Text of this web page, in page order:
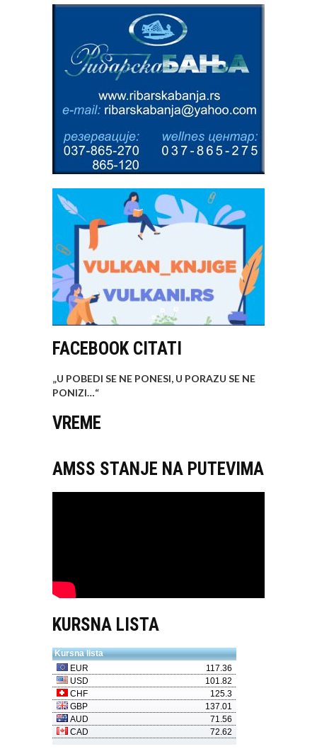
FACEBOOK CITATI
„U POBEDI SE NE PONESI, U PORAZU SE NE
PONIZI…“
VREME
AMSS STANJE NA PUTEVIMA
KURSNA LISTA